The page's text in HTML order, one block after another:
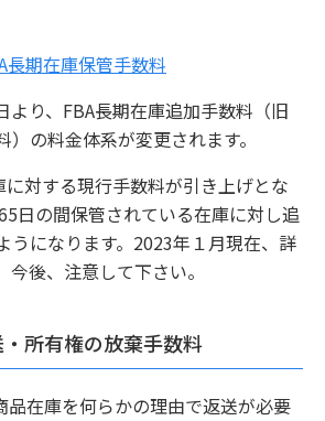
長期在庫保管手数料
より、FBA長期在庫追加手数料（旧
の料金体系が変更されます。
対する現行手数料が引き上げとな
日の間保管されている在庫に対し追
うになります。2023年１月現在、詳
後、注意して下さい。
所有権の放棄手数料
品在庫を何らかの理由で返送が必要